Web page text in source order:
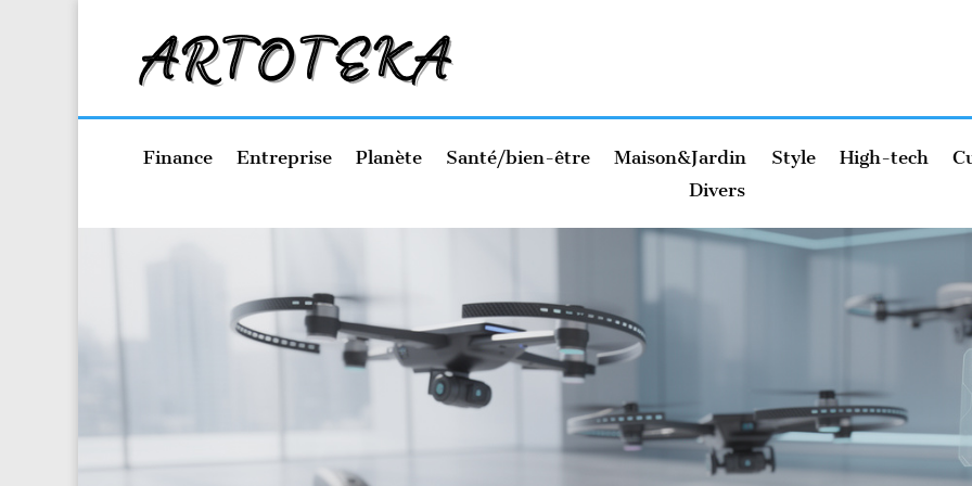
Finance Entreprise Planète Santé/bien-être Maison&Jardin Style High-tech
Divers